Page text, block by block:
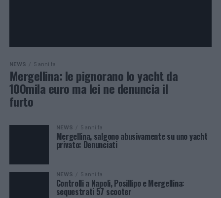
NEWS 5 anni fa
Mergellina: le pignorano lo yacht da
100mila euro ma lei ne denuncia il
furto
NEWS 5 anni fa
Mergellina, salgono abusivamente su uno yacht
privato: Denunciati
NEWS 5 anni fa
Controlli a Napoli, Posillipo e Mergellina:
sequestrati 57 scooter